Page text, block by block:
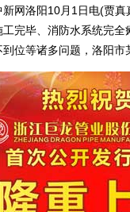
洛阳10月1日电(贾真
工完毕、消防水系统完
到位等诸多问题，洛阳市